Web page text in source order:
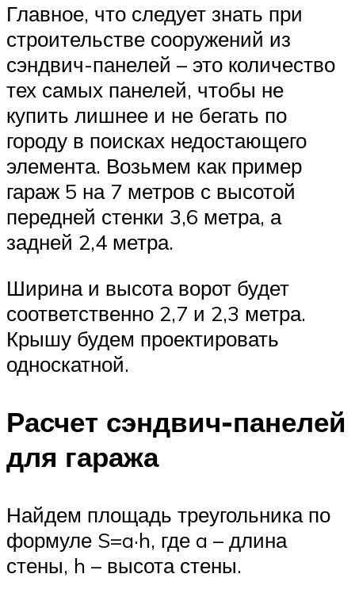
Главное, что следует знать при
строительстве сооружений из
сэндвич-панелей – это количество
тех самых панелей, чтобы не
купить лишнее и не бегать по
городу в поисках недостающего
элемента. Возьмем как пример
гараж 5 на 7 метров с высотой
передней стенки 3,6 метра, а
задней 2,4 метра.
Ширина и высота ворот будет
соответственно 2,7 и 2,3 метра.
Крышу будем проектировать
односкатной.
Расчет сэндвич-панелей
для гаража
Найдем площадь треугольника по
формуле S=a·h, где a – длина
стены, h – высота стены.